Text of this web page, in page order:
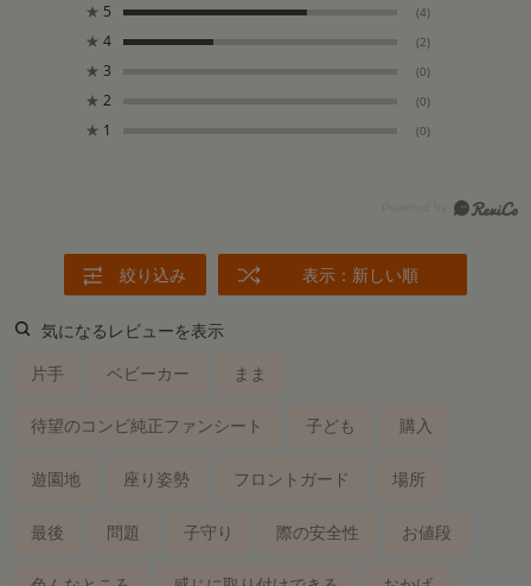
★ 5 (4)
★ 4 (2)
★ 3 (0)
★ 2 (0)
★ 1 (0)
絞り込み 表示：新しい順
気になるレビューを表示
片手 ベビーカー まま
待望のコンビ純正ファンシート 子ども 購入
遊園地 座り姿勢 フロントガード 場所
最後 問題 子守り 際の安全性 お値段